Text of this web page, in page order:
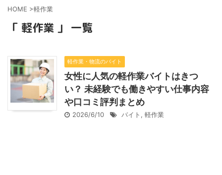
HOME >軽作業
「 軽作業 」 一覧
軽作業・物流のバイト
女性に人気の軽作業バイトはきつ
い？ 未経験でも働きやすい仕事内容
や口コミ評判まとめ
2026/6/10 バイト , 軽作業